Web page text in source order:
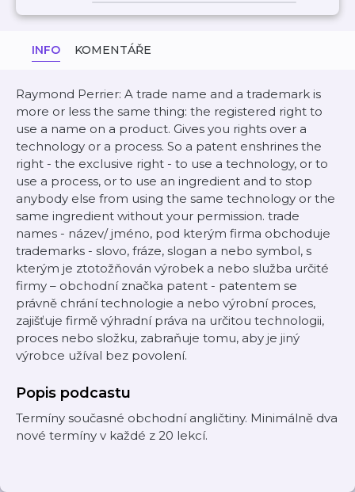
INFO KOMENTÁŘE
Raymond Perrier: A trade name and a trademark is
more or less the same thing: the registered right to
use a name on a product. Gives you rights over a
technology or a process. So a patent enshrines the
right - the exclusive right - to use a technology, or to
use a process, or to use an ingredient and to stop
anybody else from using the same technology or the
same ingredient without your permission. trade
names - název/ jméno, pod kterým firma obchoduje
trademarks - slovo, fráze, slogan a nebo symbol, s
kterým je ztotožňován výrobek a nebo služba určité
firmy – obchodní značka patent - patentem se
právně chrání technologie a nebo výrobní proces,
zajišťuje firmě výhradní práva na určitou technologii,
proces nebo složku, zabraňuje tomu, aby je jiný
výrobce užíval bez povolení.
Popis podcastu
Termíny současné obchodní angličtiny. Minimálně dva
nové termíny v každé z 20 lekcí.